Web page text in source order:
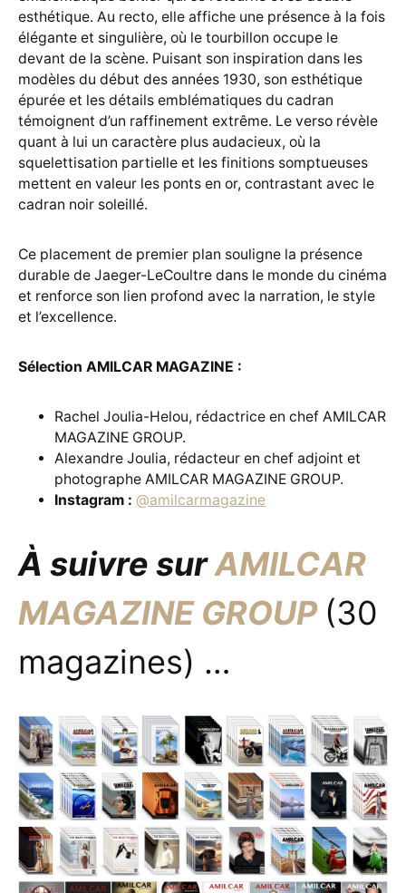
esthétique. Au recto, elle affiche une présence à la fois
élégante et singulière, où le tourbillon occupe le
devant de la scène. Puisant son inspiration dans les
modèles du début des années 1930, son esthétique
épurée et les détails emblématiques du cadran
témoignent d’un raffinement extrême. Le verso révèle
quant à lui un caractère plus audacieux, où la
squelettisation partielle et les finitions somptueuses
mettent en valeur les ponts en or, contrastant avec le
cadran noir soleillé.
Ce placement de premier plan souligne la présence
durable de Jaeger-LeCoultre dans le monde du cinéma
et renforce son lien profond avec la narration, le style
et l’excellence.
Sélection AMILCAR MAGAZINE :
Rachel Joulia-Helou, rédactrice en chef AMILCAR
MAGAZINE GROUP.
Alexandre Joulia, rédacteur en chef adjoint et
photographe AMILCAR MAGAZINE GROUP.
Instagram : @amilcarmagazine
À suivre surAMILCAR
MAGAZINE GROUP (30
magazines) …